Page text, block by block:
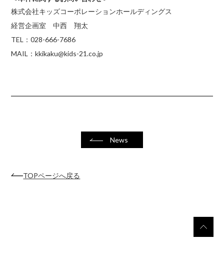
株式会社キッズコーポレーションホールディングス
経営企画室 中西 翔太
TEL：028-666-7686
MAIL：kkikaku@kids-21.co.jp
News
TOPページへ戻る